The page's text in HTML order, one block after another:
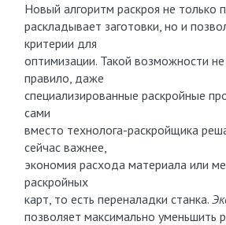
Новый алгоритм раскроя не только
раскладывает заготовки, но и
критерии для
оптимизации. Такой возможности
правило, даже
специализированные раскройные
сами
вместо технолога-раскройщика
сейчас важнее,
экономия расхода материала или
раскройных
карт, то есть переналадки станка.
позволяет максимально уменьшить